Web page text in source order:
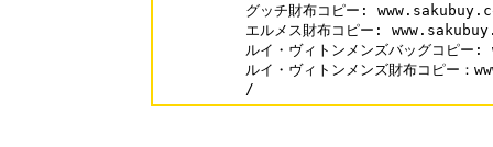
グッチ財布コピー:
エルメス財布コピー:
ルイ・ヴィトンメンズバッグコピ
ルイ・ヴィトンメンズ財布コピー
/